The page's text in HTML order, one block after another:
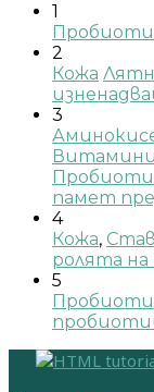
1
2
Кожа
3
Витамини
памет
4
Кожа,
ролята на
5